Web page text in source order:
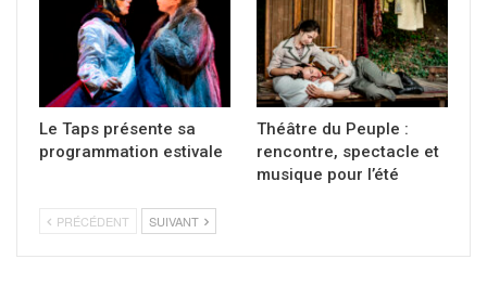
Le Taps présente sa
programmation estivale
Théâtre du Peuple :
rencontre, spectacle et
musique pour l’été
PRÉCÉDENT SUIVANT